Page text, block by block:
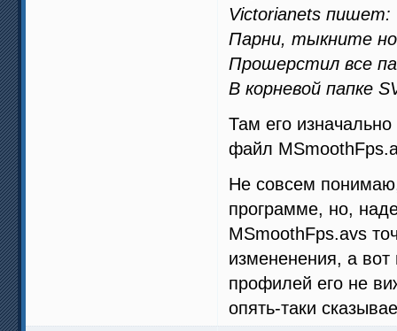
Victorianets пишет:
Парни, тыкните
Прошерстил все
В корневой папке
Там его
файл
Не совсем
программе, но,
MSmoothFps.avs
измененения, а
профилей его не
опять-таки